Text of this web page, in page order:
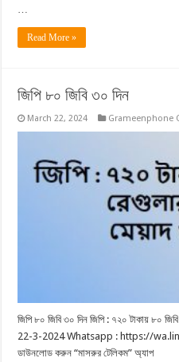
…
Read More »
জিপি ৮০ জিবি ৩০ দিন
March 22, 2024 Grameenphone
জিপি ৮০ জিবি ৩০ দিন জিপি : ৭২০ টাকায় ৮০
22-3-2024 Whatsapp : https://
ডাউনলোড করুন “মাসরুর টেলিকম” অ্যাপ